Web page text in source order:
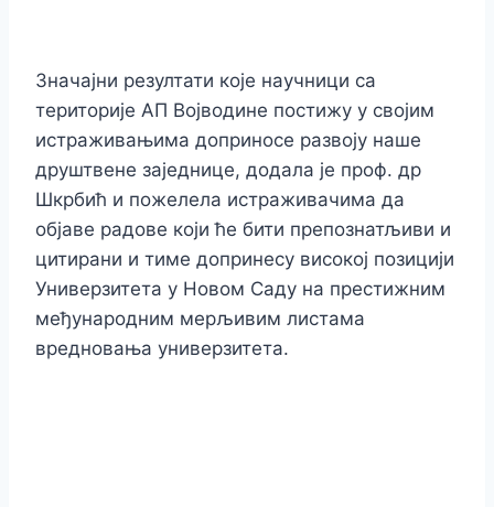
Значајни резултати које научници са
територије АП Војводине постижу у својим
истраживањима доприносе развоју наше
друштвене заједнице, додала је проф. др
Шкрбић и пожелела истраживачима да
објаве радове који ће бити препознатљиви и
цитирани и тиме допринесу високој позицији
Универзитета у Новом Саду на престижним
међународним мерљивим листама
вредновања универзитета.